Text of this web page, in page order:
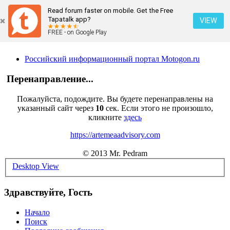
Read forum faster on mobile. Get the Free
Tapatalk app?
FREE - on Google Play
VIEW
Российский информационный портал Motogon.ru
Перенаправление...
Пожалуйста, подождите. Вы будете перенаправлены на
указанный сайт через 10сек. Если этого не произошло,
кликните здесь
https://artemeaadvisory.com
© 2013 Mr. Pedram
Desktop View
Здравствуйте, Гость
Начало
Поиск